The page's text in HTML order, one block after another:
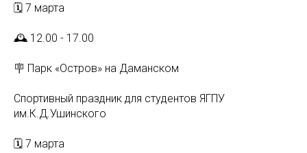
🗓 7 марта
🕰 12.00 - 17.00
🪧 Парк «Остров» на Даманском
Спортивный праздник для студентов ЯГПУ
им.К.Д.Ушинского
🗓 7 марта